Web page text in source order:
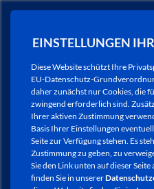
EINSTELLUNGEN
Diese Website schützt Ihre
EU-Datenschutz-
daher zunächst nur Cookies, die
zwingend erforderlich sind.
Ihrer aktiven Zustimmung
Basis Ihrer Einstellungen
Seite zur Verfügung stehen. Es
Zustimmung zu geben, zu
Sie den Link unten auf dieser
finden Sie in unserer
NEWSLETTER /